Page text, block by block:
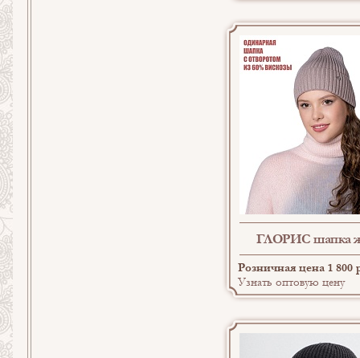
ГЛОРИС шапка
Розничная цена 1 800
Узнать оптовую цену